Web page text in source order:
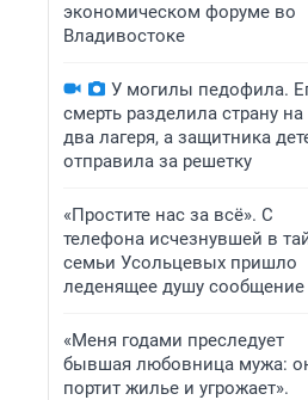
экономическом форуме во
Владивостоке
У могилы педофила.
смерть разделила страну на
два лагеря, а защитника
отправила за решетку
«Простите нас за всё». С
телефона исчезнувшей в
семьи Усольцевых пришло
леденящее душу сообщение
«Меня годами преследует
бывшая любовница мужа:
портит жилье и угрожает».